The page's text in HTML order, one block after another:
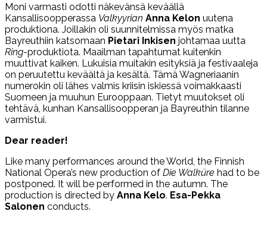
Moni varmasti odotti näkevänsä keväällä
Kansallisoopperassa Valkyyrian Anna Kelon uutena
produktiona. Joillakin oli suunnitelmissa myös matka
Bayreuthiin katsomaan Pietari Inkisen johtamaa uutta
Ring-produktiota. Maailman tapahtumat kuitenkin
muuttivat kaiken. Lukuisia muitakin esityksiä ja festivaaleja
on peruutettu keväältä ja kesältä. Tämä Wagneriaanin
numerokin oli lähes valmis kriisin iskiessä voimakkaasti
Suomeen ja muuhun Eurooppaan. Tietyt muutokset oli
tehtävä, kunhan Kansallisoopperan ja Bayreuthin tilanne
varmistui.
Dear reader!
Like many performances around the World, the Finnish
National Opera’s new production of Die Walküre had to be
postponed. It will be performed in the autumn. The
production is directed by Anna Kelo. Esa-Pekka
Salonen conducts.